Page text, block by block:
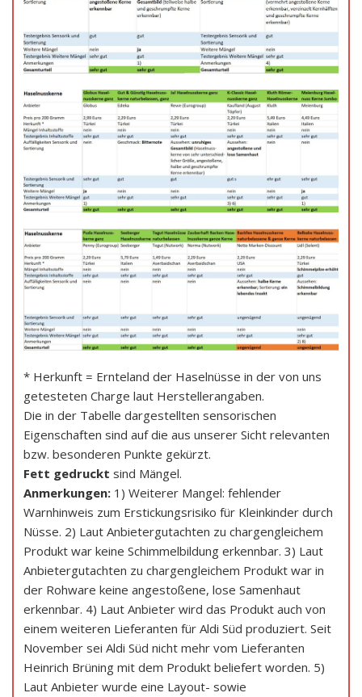
* Herkunft = Ernteland der Haselnüsse in der von uns
getesteten Charge laut Herstellerangaben.
Die in der Tabelle dargestellten sensorischen
Eigenschaften sind auf die aus unserer Sicht relevanten
bzw. besonderen Punkte gekürzt.
Fett gedruckt sind Mängel.
Anmerkungen: 1) Weiterer Mangel: fehlender
Warnhinweis zum Erstickungsrisiko für Kleinkinder durch
Nüsse. 2) Laut Anbietergutachten zu chargengleichem
Produkt war keine Schimmelbildung erkennbar. 3) Laut
Anbietergutachten zu chargengleichem Produkt war in
der Rohware keine angestoßene, lose Samenhaut
erkennbar. 4) Laut Anbieter wird das Produkt auch von
einem weiteren Lieferanten für Aldi Süd produziert. Seit
November sei Aldi Süd nicht mehr vom Lieferanten
Heinrich Brüning mit dem Produkt beliefert worden. 5)
Laut Anbieter wurde eine Layout- sowie